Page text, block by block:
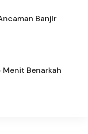
Banjir
Benarkah